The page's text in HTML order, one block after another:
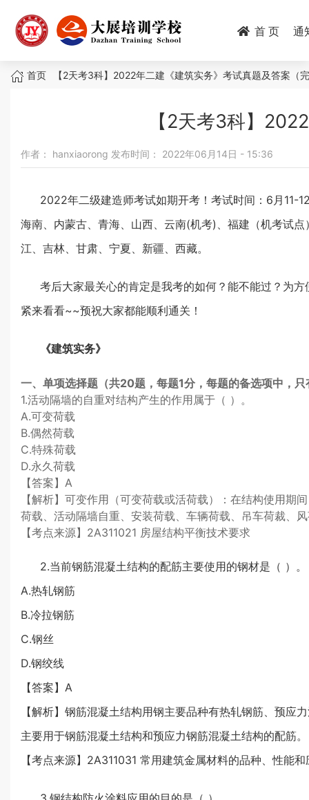
首 页 通
面首页 【2天考3科】2022年二建《建筑实务》考试真题及答案（
【2天考3科】
作者： hanxiaorong 发布时间： 2022年06月14日 - 15:36
2022年二级建造师考试如期开考！考试时间：6月11-
海南、内蒙古、青海、山西、云南(机考)、福建（机考试
江、吉林、甘肃、宁夏、新疆、西藏。
考后大家最关心的肯定是我考的如何？能不能过？为
紧来看看~~预祝大家都能顺利通关！
《建筑实务》
一、单项选择题（共20题，每题1分，每题的备选项中，
1.活动隔墙的自重对结构产生的作用属于（ ）。
A.可变荷载
B.偶然荷载
C.特殊荷载
D.永久荷载
【答案】A
【解析】可变作用（可变荷载或活荷载）：在结构使用
荷载、活动隔墙自重、安装荷载、车辆荷载、吊车荷裁、
【考点来源】2A311021 房屋结构平衡技术要求
2.当前钢筋混凝土结构的配筋主要使用的钢材是（ ）。
A.热轧钢筋
B.冷拉钢筋
C.钢丝
D.钢绞线
【答案】A
【解析】钢筋混凝土结构用钢主要品种有热轧钢筋、预
主要用于钢筋混凝土结构和预应力钢筋混凝土结构的配筋。
【考点来源】2A311031 常用建筑金属材料的品种、性能和